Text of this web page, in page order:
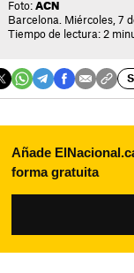
Foto: ACN
Barcelona. Miércoles, 7
Tiempo de lectura: 2
Añade
forma gratuita